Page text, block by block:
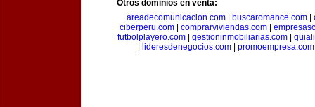
Otros dominios en venta:
areadecomunicacion.com| buscaromance.com|
ciberperu.com
comprarviviendas.com
futbolplayero.com| gestioninmobiliarias.com|
lideresdenegocios.com promoempresa.com